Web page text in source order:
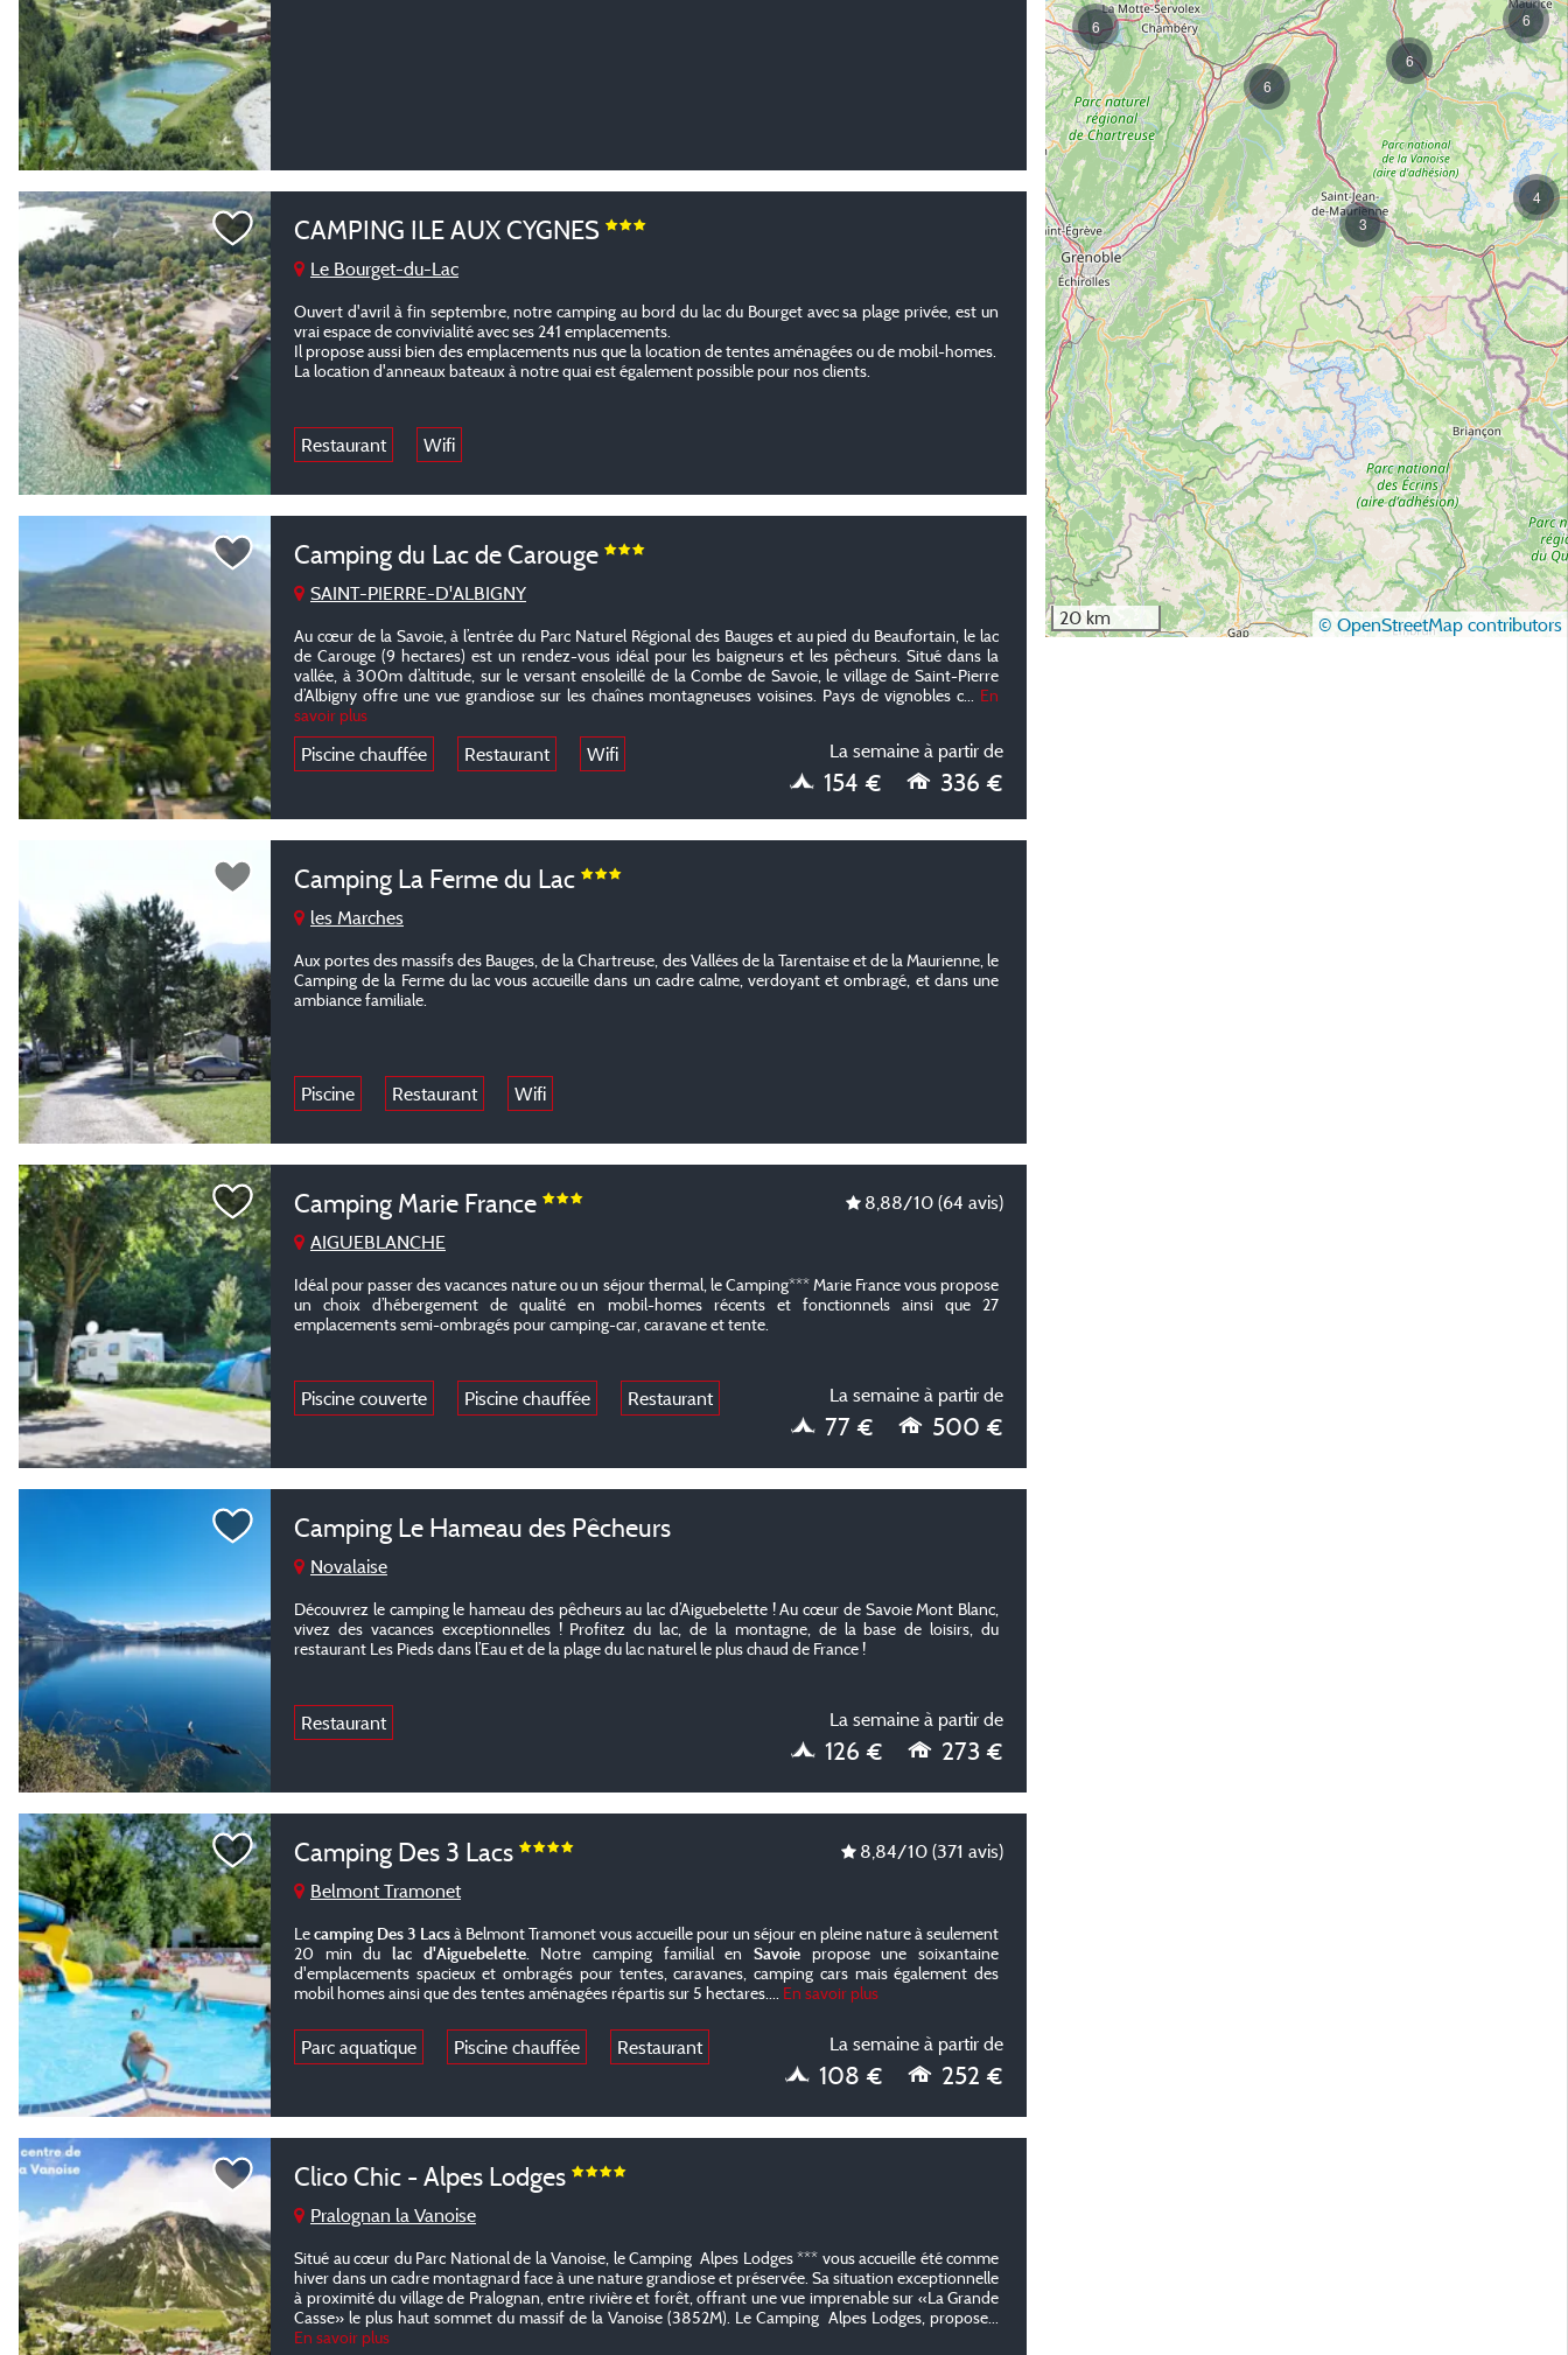
CAMPING ILE AUX CYGNES
Le Bourget-du-Lac
Ouvert d'avril à fin septembre, notre camping au bord du lac du Bourget avec sa plage privée, est un
vrai espace de convivialité avec ses 241 emplacements.
Il propose aussi bien des emplacements nus que la location de tentes aménagées ou de mobil-homes.
La location d'anneaux bateaux à notre quai est également possible pour nos clients.
Restaurant Wifi
Camping du Lac de Carouge
SAINT-PIERRE-D'ALBIGNY
Au cœur de la Savoie, à l’entrée du Parc Naturel Régional des Bauges et au pied du Beaufortain, le lac
de Carouge (9 hectares) est un rendez-vous idéal pour les baigneurs et les pêcheurs. Situé dans la
vallée, à 300m d’altitude, sur le versant ensoleillé de la Combe de Savoie, le village de Saint-Pierre
d’Albigny offre une vue grandiose sur les chaînes montagneuses voisines. Pays de vignobles c
En
savoir plus
Piscine chauffée Restaurant Wifi La semaine à partir de
154 € 336 €
Camping La Ferme du Lac
les Marches
Aux portes des massifs des Bauges, de la Chartreuse, des Vallées de la Tarentaise et de la Maurienne, le
Camping de la Ferme du lac vous accueille dans un cadre calme, verdoyant et ombragé, et dans une
ambiance familiale.
Piscine Restaurant Wifi
Camping Marie France
AIGUEBLANCHE
8,88/10 (64 avis)
Idéal pour passer des vacances nature ou un séjour thermal, le Camping*** Marie France vous propose
un choix d’hébergement de qualité en mobil-homes récents et fonctionnels ainsi que 27
emplacements semi-ombragés pour camping-car, caravane et tente.
Piscine couverte Piscine chauffée Restaurant La semaine à partir de
77 € 500 €
Camping Le Hameau des Pêcheurs
Novalaise
Découvrez le camping le hameau des pêcheurs au lac d’Aiguebelette ! Au cœur de Savoie Mont Blanc,
vivez des vacances exceptionnelles ! Profitez du lac, de la montagne, de la base de loisirs, du
restaurant Les Pieds dans l’Eau et de la plage du lac naturel le plus chaud de France !
Restaurant La semaine à partir de
126 € 273 €
Camping Des 3 Lacs
Belmont Tramonet
8,84/10 (371 avis)
Lecamping Des 3 Lacsà Belmont Tramonet vous accueille pour un séjour en pleine nature à seulement
20 min du lac d'Aiguebelette. Notre camping familial enSavoie propose une soixantaine
d'emplacements spacieux et ombragés pour tentes, caravanes, camping cars mais également des
mobil homes ainsi que des tentes aménagées répartis sur 5 hectares.
En savoir plus
Parc aquatique Piscine chauffée Restaurant La semaine à partir de
108 € 252 €
Clico Chic - Alpes Lodges
Pralognan la Vanoise
Situé au cœur du Parc National de la Vanoise, le Camping Alpes Lodges *** vous accueille été comme
hiver dans un cadre montagnard face à une nature grandiose et préservée. Sa situation exceptionnelle
à proximité du village de Pralognan, entre rivière et forêt, offrant une vue imprenable sur «La Grande
Casse» le plus haut sommet du massif de la Vanoise (3852M). Le Camping Alpes Lodges, propose
En savoir plus
6
4
3
6
6
6
20 km © OpenStreetMap contributors